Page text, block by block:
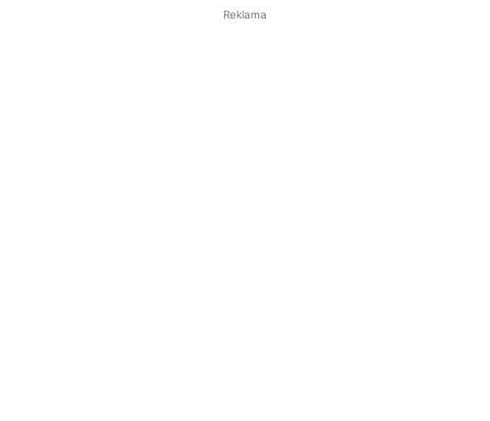
Reklama